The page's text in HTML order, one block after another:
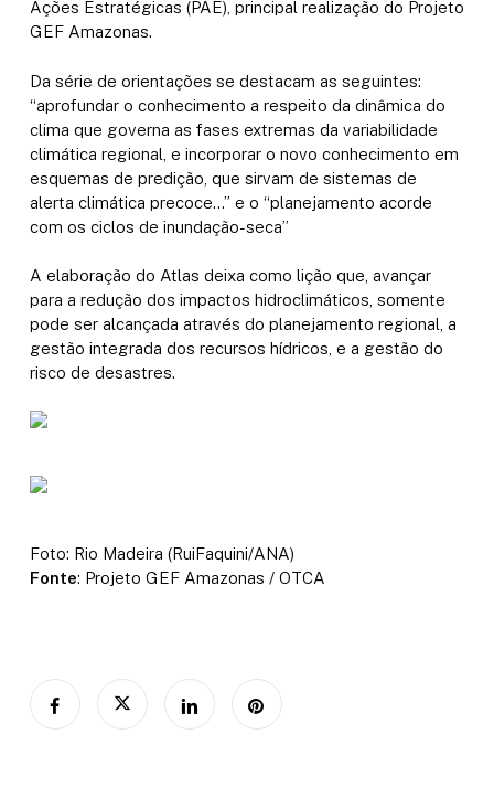
Ações Estratégicas (PAE), principal realização do Projeto
GEF Amazonas.
Da série de orientações se destacam as seguintes:
“aprofundar o conhecimento a respeito da dinâmica do
clima que governa as fases extremas da variabilidade
climática regional, e incorporar o novo conhecimento em
esquemas de predição, que sirvam de sistemas de
alerta climática precoce…” e o “planejamento acorde
com os ciclos de inundação-seca”
A elaboração do Atlas deixa como lição que, avançar
para a redução dos impactos hidroclimáticos, somente
pode ser alcançada através do planejamento regional, a
gestão integrada dos recursos hídricos, e a gestão do
risco de desastres.
Foto: Rio Madeira (RuiFaquini/ANA)
Fonte: Projeto GEF Amazonas / OTCA